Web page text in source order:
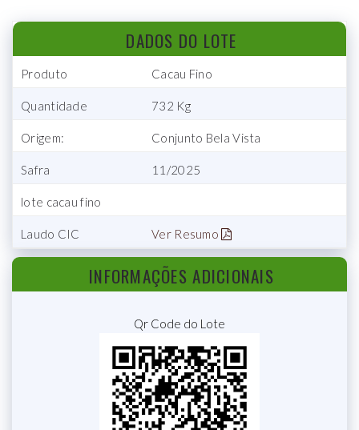
DADOS DO LOTE
Produto Cacau Fino
Quantidade 732 Kg
Origem: Conjunto Bela Vista
Safra 11/2025
lote cacau fino
Laudo CIC Ver Resumo
INFORMAÇÕES ADICIONAIS
Qr Code do Lote